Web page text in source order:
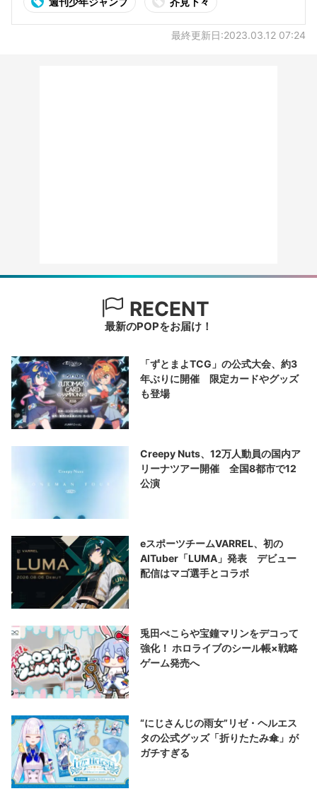
最終更新日:2023.03.12 07:24
RECENT
最新のPOPをお届け！
「ずとまよTCG」の公式大会、約3
年ぶりに開催 限定カードやグッズ
も登場
Creepy Nuts、12万人動員の国内ア
リーナツアー開催 全国8都市で12
公演
eスポーツチームVARREL、初の
AITuber「LUMA」発表 デビュー
配信はマゴ選手とコラボ
兎田ぺこらや宝鐘マリンをデコって
強化！ ホロライブのシール帳×戦略
ゲーム発売へ
“にじさんじの雨女”リゼ・ヘルエス
タの公式グッズ「折りたたみ傘」が
ガチすぎる